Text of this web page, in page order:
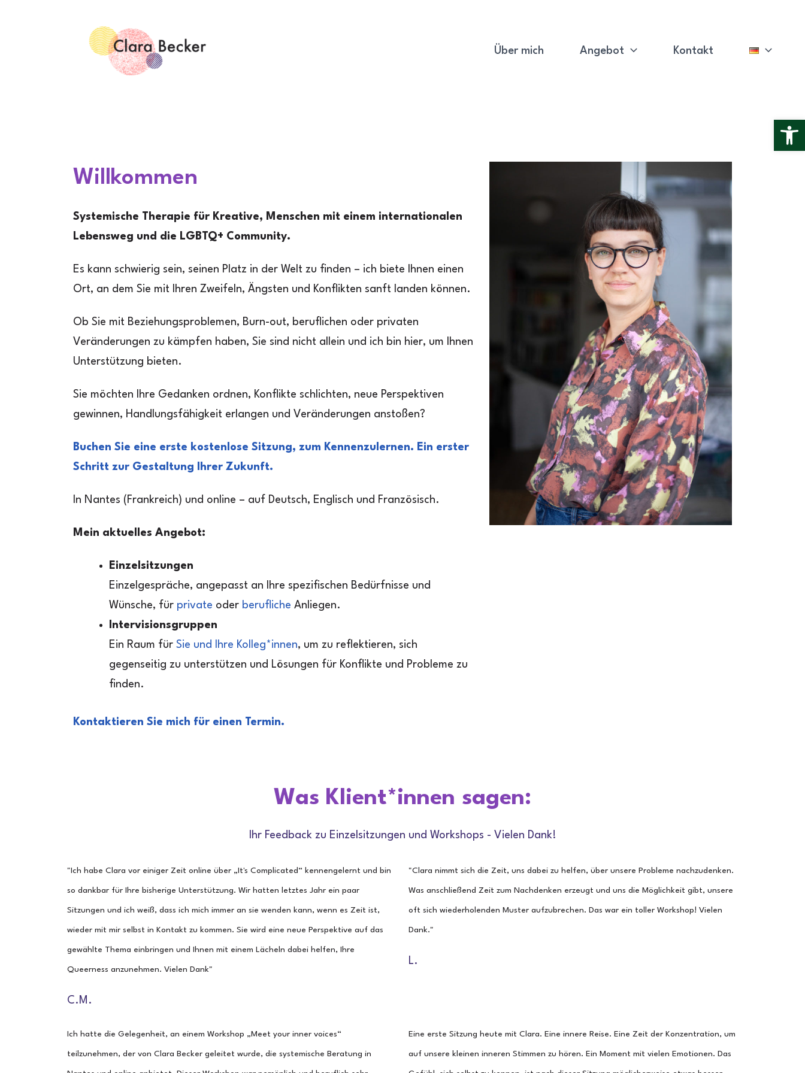
Über mich Angebot Kontakt
Willkommen
Systemische Therapie für Kreative, Menschen mit einem internationalen
Lebensweg und die LGBTQ+ Community.
Es kann schwierig sein, seinen Platz in der Welt zu finden – ich biete Ihnen einen
Ort, an dem Sie mit Ihren Zweifeln, Ängsten und Konflikten sanft landen können.
Ob Sie mit Beziehungsproblemen, Burn-out, beruflichen oder privaten
Veränderungen zu kämpfen haben, Sie sind nicht allein und ich bin hier, um Ihnen
Unterstützung bieten.
Sie möchten Ihre Gedanken ordnen, Konflikte schlichten, neue Perspektiven
gewinnen, Handlungsfähigkeit erlangen und Veränderungen anstoßen?
Buchen Sie eine erste kostenlose Sitzung, zum Kennenzulernen. Ein erster
Schritt zur Gestaltung Ihrer Zukunft.
In Nantes (Frankreich) und online – auf Deutsch, Englisch und Französisch.
Mein aktuelles Angebot:
Einzelsitzungen
Einzelgespräche, angepasst an Ihre spezifischen Bedürfnisse und
Wünsche, für private oder berufliche Anliegen.
Intervisionsgruppen
Ein Raum für Sie und Ihre Kolleg*innen, um zu reflektieren, sich
gegenseitig zu unterstützen und Lösungen für Konflikte und Probleme zu
finden.
Kontaktieren Sie mich für einen Termin.
Was Klient*innen sagen:
Ihr Feedback zu Einzelsitzungen und Workshops - Vielen Dank!
"Ich habe Clara vor einiger Zeit online über „It's Complicated“ kennengelernt und bin
so dankbar für Ihre bisherige Unterstützung. Wir hatten letztes Jahr ein paar
Sitzungen und ich weiß, dass ich mich immer an sie wenden kann, wenn es Zeit ist,
wieder mit mir selbst in Kontakt zu kommen. Sie wird eine neue Perspektive auf das
gewählte Thema einbringen und Ihnen mit einem Lächeln dabei helfen, Ihre
Queerness anzunehmen. Vielen Dank"
C.M.
"Clara nimmt sich die Zeit, uns dabei zu helfen, über unsere Probleme nachzudenken.
Was anschließend Zeit zum Nachdenken erzeugt und uns die Möglichkeit gibt, unsere
oft sich wiederholenden Muster aufzubrechen. Das war ein toller Workshop! Vielen
Dank."
L.
Ich hatte die Gelegenheit, an einem Workshop „Meet your inner voices“
teilzunehmen, der von Clara Becker geleitet wurde, die systemische Beratung in
Eine erste Sitzung heute mit Clara. Eine innere Reise. Eine Zeit der Konzentration, um
auf unsere kleinen inneren Stimmen zu hören. Ein Moment mit vielen Emotionen. Das